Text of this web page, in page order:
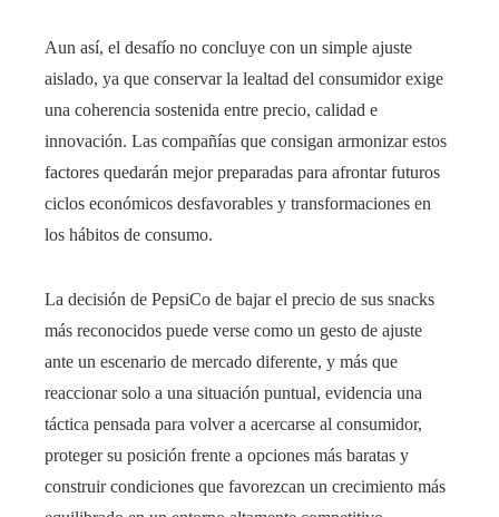
Aun así, el desafío no concluye con un simple ajuste
aislado, ya que conservar la lealtad del consumidor exige
una coherencia sostenida entre precio, calidad e
innovación. Las compañías que consigan armonizar estos
factores quedarán mejor preparadas para afrontar futuros
ciclos económicos desfavorables y transformaciones en
los hábitos de consumo.
La decisión de PepsiCo de bajar el precio de sus snacks
más reconocidos puede verse como un gesto de ajuste
ante un escenario de mercado diferente, y más que
reaccionar solo a una situación puntual, evidencia una
táctica pensada para volver a acercarse al consumidor,
proteger su posición frente a opciones más baratas y
construir condiciones que favorezcan un crecimiento más